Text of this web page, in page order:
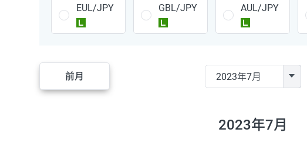
PLN/JPY 35円
HUF/JPY 16円
ZAR/JPY 130円
MXN/JPY 140円
EUL/JPY
GBL/JPY
AUL/JPY
前月
2023年7月